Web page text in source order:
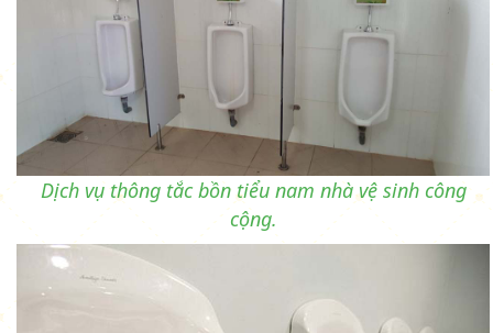
Dịch vụ thông tắc bồn tiểu nam nhà vệ sinh công
cộng.